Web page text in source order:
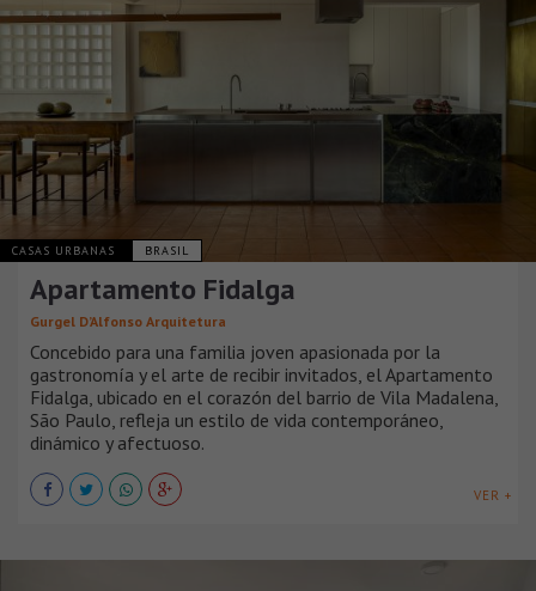
CASAS URBANAS BRASIL
Apartamento Fidalga
Gurgel D’Alfonso Arquitetura
Concebido para una familia joven apasionada por la
gastronomía y el arte de recibir invitados, el Apartamento
Fidalga, ubicado en el corazón del barrio de Vila Madalena,
São Paulo, refleja un estilo de vida contemporáneo,
dinámico y afectuoso.
VER +